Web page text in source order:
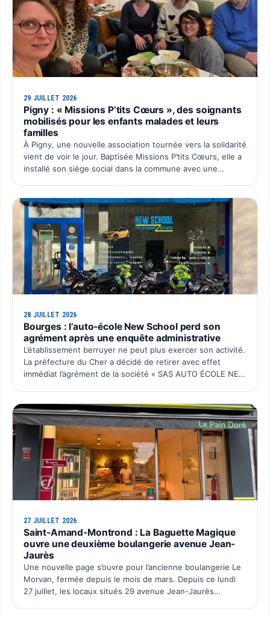
29 JUILLET 2026
Pigny : « Missions P’tits Cœurs », des soignants
mobilisés pour les enfants malades et leurs
familles
À Pigny, une nouvelle association tournée vers la solidarité
vient de voir le jour. Baptisée Missions P’tits Cœurs, elle a
installé son siège social dans la commune avec une
28 JUILLET 2026
Bourges : l’auto-école New School perd son
agrément après une enquête administrative
L’établissement berruyer ne peut plus exercer son activité.
La préfecture du Cher a décidé de retirer avec effet
immédiat l’agrément de la société « SAS AUTO ÉCOLE NEW
27 JUILLET 2026
Saint-Amand-Montrond : La Baguette Magique
ouvre une deuxième boulangerie avenue Jean-
Jaurès
Une nouvelle page s’ouvre pour l’ancienne boulangerie Le
Morvan, fermée depuis le mois de mars. Depuis ce lundi
27 juillet, les locaux situés 29 avenue Jean-Jaurès